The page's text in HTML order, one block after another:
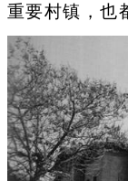
重要村镇，也